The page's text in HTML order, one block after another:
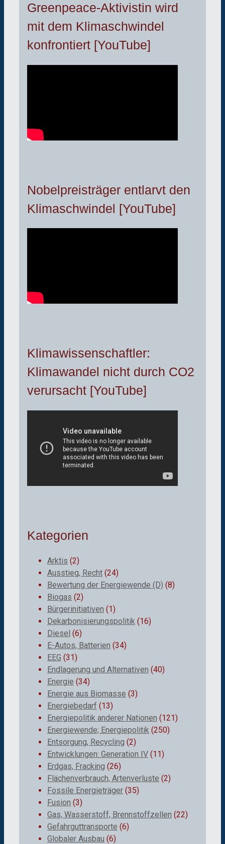
Greenpeace-Aktivistin wird
mit dem Klimaschwindel
konfrontiert [YouTube]
Nobelpreisträger entlarvt den
Klimaschwindel [YouTube]
Klimawissenschaftler:
Klimawandel nicht durch CO2
verursacht [YouTube]
Kategorien
Arktis (2)
Ausstieg, Recht (24)
Bewertung der Energiewende (D) (8)
Biogas (2)
Bürgerinitiativen (1)
Dekarbonisierungspolitik (16)
Diesel (6)
E-Autos, Batterien (34)
EEG (31)
Endlagerung und Alternativen (40)
Energie (34)
Energie aus Biomasse (3)
Energiebedarf (13)
Energiepolitik anderer Nationen (121)
Energiewende; Energiepolitik (250)
Entsorgung, Recycling (2)
Entwicklungen: Generation IV (11)
Erdgas, Fracking (26)
Flächenverbrauch, Artenverluste (2)
Fossile Energieträger (35)
Fusion (3)
Gas, Wasserstoff, Brennstoffzellen (22)
Gefahrguttransporte (6)
Globaler Ausbau (6)